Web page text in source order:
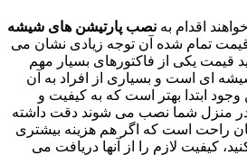
اقدام به نصب پارتیشن های شیشه
قیمت تمام شده آن توجه زیادی نشان می
قیمت یکی از فاکتورهای بسیار مهم
ای است و بسیاری از افراد به آن
وجود ابتدا بهتر است که به کیفیت و
در منزل شما نصب می شوند دقت داشته
راحت است که اگر هم هزینه بیشتری
کیفیت لازم را از آنها دریافت می